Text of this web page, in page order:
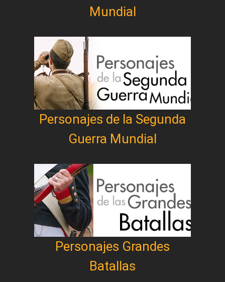
Mundial
Personajes de la Segunda
Guerra Mundial
Personajes Grandes
Batallas